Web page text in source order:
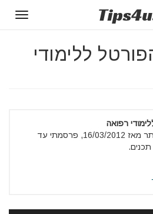
Tips4u
ללימודי
רפואה
כותב באתר מאז 16/03/2012, פרסמתי עד